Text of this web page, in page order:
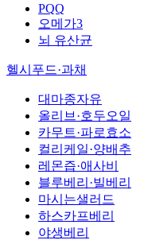
PQQ
오메가3
뇌 유산균
헬시푸드·과채
대마종자유
올리브·호두오일
카무트·파로효소
컬리케일·양배추
레몬즙·애사비
블루베리·빌베리
마시는샐러드
하스카프베리
야생베리